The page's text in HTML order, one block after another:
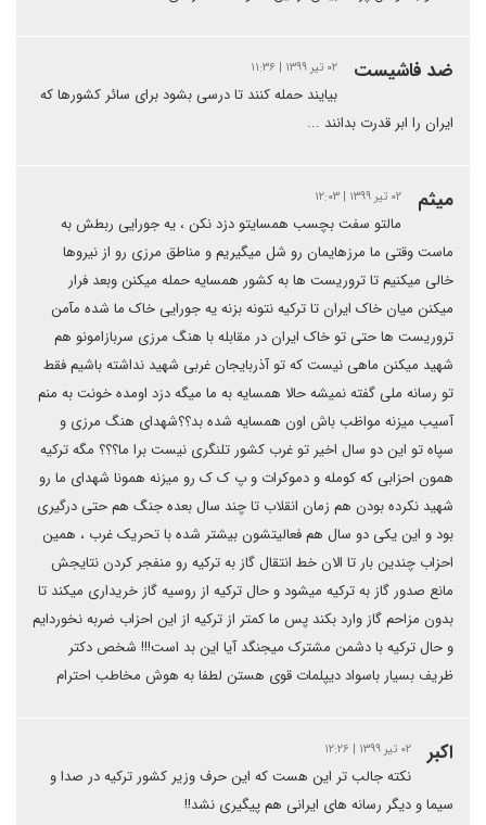
ضد فاشیست ۰۲ تیر ۱۳۹۹ | ۱۱:۳۶
بیایند حمله کنند تا درسی بشود برای سائر کشورها که
ایران را ابر قدرت بدانند ...
میثم ۰۲ تیر ۱۳۹۹ | ۱۲:۰۳
مالتو سفت بچسب همسایتو دزد نکن ، یه جورایی ربطش به
ماست وقتی ما مرزهایمان رو شل میگیریم و مناطق مرزی رو از نیروها
خالی میکنیم تا تروریست ها به کشور همسایه حمله میکنن وبعد فرار
میکنن میان خاک ایران تا ترکیه نتونه بزنه یه جورایی خاک ما شده مآمن
تروریست ها حتی تو خاک ایران در مقابله با هنگ مرزی سربازامونو هم
شهید میکنن ماهی نیست که تو آذربایجان غربی شهید نداشته باشیم فقط
تو رسانه ملی گفته نمیشه حالا همسایه به ما میگه دزد اومده خونت به منم
آسیب میزنه مواظب باش اون همسایه شده بد؟؟شهدای هنگ مرزی و
سپاه تو این دو سال اخیر تو غرب کشور تلنگری نیست برا ما؟؟؟ مگه ترکیه
همون احزابی که کومله و دموکرات و پ ک ک رو میزنه همونا شهدای ما رو
شهید نکرده بودن هم زمان انقلاب تا چند سال بعده جنگ هم حتی درگیری
بود و این یکی دو سال هم فعالیتشون بیشتر شده با تحریک غرب ، همین
احزاب چندین بار تا الان خط انتقال گاز به ترکیه رو منفجر کردن نتایجش
مانع صدور گاز به ترکیه میشود و حال ترکیه از روسیه گاز خریداری میکند تا
بدون مزاحم گاز وارد بکند پس ما کمتر از ترکیه از این احزاب ضربه نخوردایم
و حال ترکیه با دشمن مشترک میجنگد آیا این بد است!!! شخص دکتر
ظریف بسیار باسواد دیپلمات قوی هستن لطفا به هوش مخاطب احترام
اکبر ۰۲ تیر ۱۳۹۹ | ۱۲:۲۶
نکته جالب تر این هست که این حرف وزیر کشور ترکیه در صدا و
سیما و دیگر رسانه های ایرانی هم پیگیری نشد!!